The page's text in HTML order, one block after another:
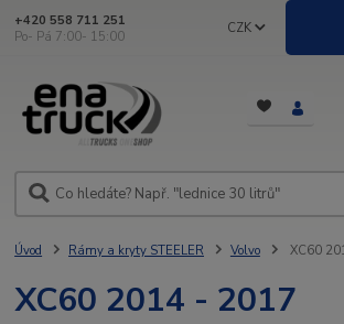
CZK
+420 558 711 251
Po- Pá 7:00- 15:00
Úvod Rámy a kryty STEELER Volvo XC60
XC60 2014 - 2017